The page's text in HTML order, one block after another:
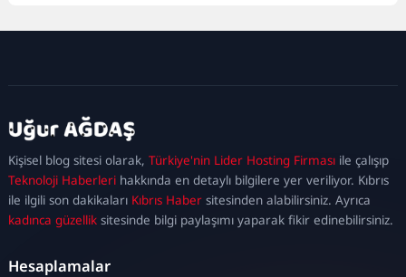
Kişisel blog sitesi olarak,Türkiye'nin Lider Hosting Firması ile çalışıp
Teknoloji Haberleri hakkında en detaylı bilgilere yer veriliyor. Kıbrıs
ile ilgili son dakikaları Kıbrıs Haber sitesinden alabilirsiniz. Ayrıca
kadınca güzellik sitesinde bilgi paylaşımı yaparak fikir edinebilirsiniz.
kadıköy
escortmaltepe
escortataşehir
escortümraniye
escort
Hesaplamalar